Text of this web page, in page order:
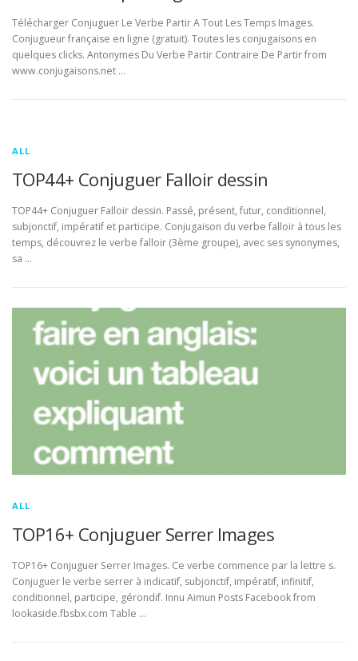
Télécharger Conjuguer Le Verbe Partir A Tout Les Temps Images.
Conjugueur française en ligne (gratuit). Toutes les conjugaisons en
quelques clicks. Antonymes Du Verbe Partir Contraire De Partir from
www.conjugaisons.net …
ALL
TOP44+ Conjuguer Falloir dessin
TOP44+ Conjuguer Falloir dessin. Passé, présent, futur, conditionnel,
subjonctif, impératif et participe. Conjugaison du verbe falloir à tous les
temps, découvrez le verbe falloir (3ème groupe), avec ses synonymes,
sa …
ALL
TOP16+ Conjuguer Serrer Images
TOP16+ Conjuguer Serrer Images. Ce verbe commence par la lettre s.
Conjuguer le verbe serrer à indicatif, subjonctif, impératif, infinitif,
conditionnel, participe, gérondif. Innu Aimun Posts Facebook from
lookaside.fbsbx.com Table …